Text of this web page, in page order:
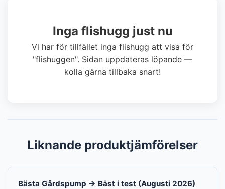
Inga flishugg just nu
Vi har för tillfället inga flishugg att visa för
"flishuggen". Sidan uppdateras löpande —
kolla gärna tillbaka snart!
Liknande produktjämförelser
Bästa Gårdspump → Bäst i test (Augusti 2026)